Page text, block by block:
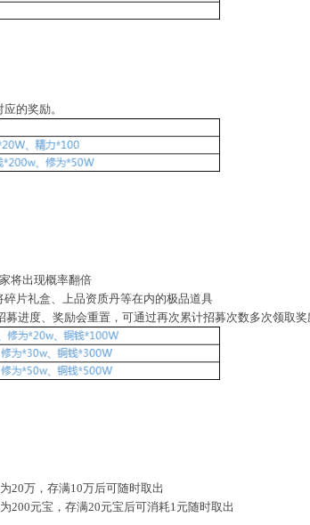
的奖励。
将出现概率翻倍
片礼盒、上品资质丹等在内的极品道具
进度、奖励会重置，可通过再次累计招募次数多次领取
20万，存满10万后可随时取出
200元宝，存满20元宝后可消耗1元随时取出